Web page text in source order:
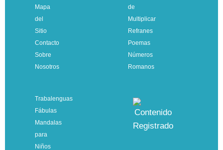
Mapa
del
Sitio
Contacto
Sobre
Nosotros
de
Multiplicar
Refranes
Poemas
Números
Romanos
Trabalenguas
Fábulas
Mandalas
para
Niños